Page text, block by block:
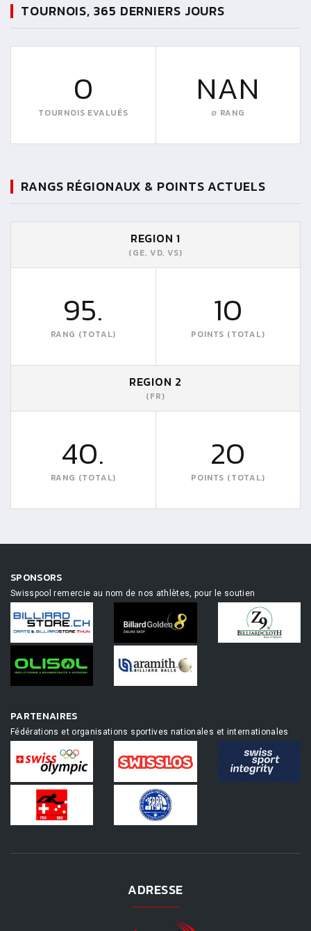
TOURNOIS, 365 DERNIERS JOURS
0
TOURNOIS EVALUÉS
NAN
∅ RANG
RANGS RÉGIONAUX & POINTS ACTUELS
REGION 1
(GE, VD, VS)
95.
RANG (TOTAL)
10
POINTS (TOTAL)
REGION 2
(FR)
40.
RANG (TOTAL)
20
POINTS (TOTAL)
SPONSORS
Swisspool remercie au nom de nos athlètes, pour le soutien
PARTENAIRES
Fédérations et organisations sportives nationales et internationales
ADRESSE